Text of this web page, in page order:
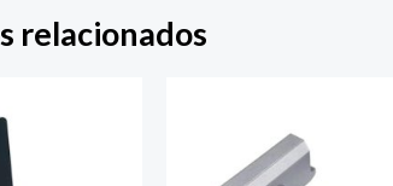
relacionados